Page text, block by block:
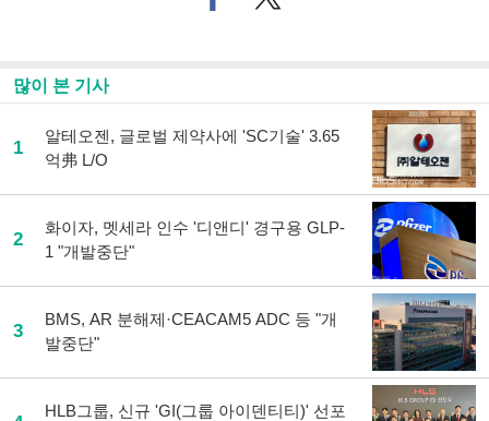
이
기
사
공
터로
많이 본 기사
1
알테오젠, 글로벌 제약사에 'SC기술' 3.65
억弗 L/O
2
화이자, 멧세라 인수 '디앤디' 경구용 GLP-
1 "개발중단"
3
BMS, AR 분해제·CEACAM5 ADC 등 "개
발중단"
HLB그룹, 신규 'GI(그룹 아이덴티티)' 선포